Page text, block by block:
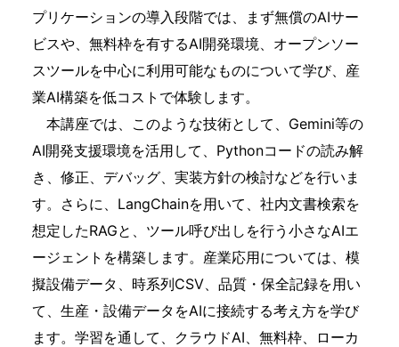
プリケーションの導入段階では、まず無償のAIサー
ビスや、無料枠を有するAI開発環境、オープンソー
スツールを中心に利用可能なものについて学び、産
業AI構築を低コストで体験します。
本講座では、このような技術として、Gemini等の
AI開発支援環境を活用して、Pythonコードの読み解
き、修正、デバッグ、実装方針の検討などを行いま
す。さらに、LangChainを用いて、社内文書検索を
想定したRAGと、ツール呼び出しを行う小さなAIエ
ージェントを構築します。産業応用については、模
擬設備データ、時系列CSV、品質・保全記録を用い
て、生産・設備データをAIに接続する考え方を学び
ます。学習を通して、クラウドAI、無料枠、ローカ